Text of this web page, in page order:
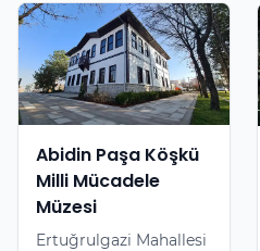
Abidin Paşa Köşkü
Milli Mücadele
Müzesi
Ertuğrulgazi Mahallesi